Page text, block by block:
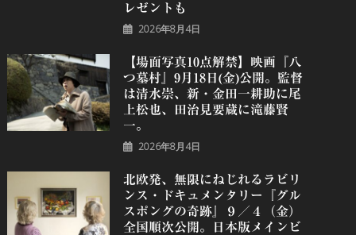
レゼントも
2026年8月4日
【場面写真10点解禁】映画『八
つ墓村』9月18日(金)公開。監督
は清水崇、新・金田一耕助に尾
上松也、田治見要蔵に滝藤賢
一。
2026年8月4日
北欧発、無限にねじれるラビリ
ンス・ドキュメンタリー『グル
スポングの奇跡』９／４（金）
全国順次公開。日本版メインビ